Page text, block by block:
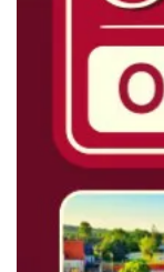
Metal vs
Zawiercie
26.99 km